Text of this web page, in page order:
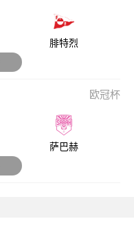
腓特烈
欧冠杯
萨巴赫